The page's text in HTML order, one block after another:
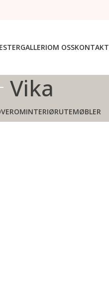
GALLERIOM OSSKONTAKT
Vika
INTERIØRUTEMØBLER